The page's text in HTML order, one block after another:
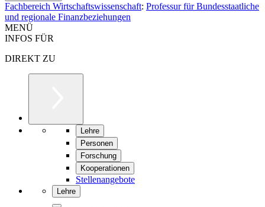
Fachbereich Wirtschaftswissenschaft: Professur für Bundesstaatliche
und regionale Finanzbeziehungen
MENÜ
INFOS FÜR
DIREKT ZU
Lehre
Personen
Forschung
Kooperationen
Stellenangebote
Lehre